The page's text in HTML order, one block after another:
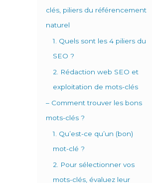
clés, piliers du référencement
naturel
1. Quels sont les 4 piliers du
SEO ?
2. Rédaction web SEO et
exploitation de mots-clés
– Comment trouver les bons
mots-clés ?
1. Qu’est-ce qu’un (bon)
mot-clé ?
2. Pour sélectionner vos
mots-clés, évaluez leur